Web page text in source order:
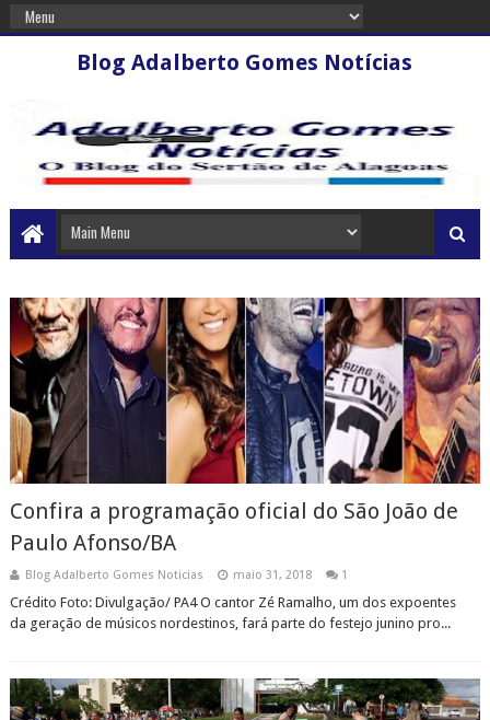
Blog Adalberto Gomes Notícias
Confira a programação oficial do São João de
Paulo Afonso/BA
Blog Adalberto Gomes Noticias maio 31, 2018 1
Crédito Foto: Divulgação/ PA4 O cantor Zé Ramalho, um dos expoentes
da geração de músicos nordestinos, fará parte do festejo junino pro...